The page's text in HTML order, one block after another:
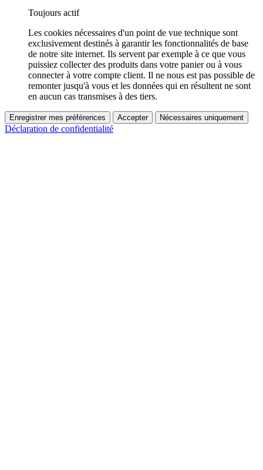
Toujours actif
Les cookies nécessaires d'un point de vue technique sont
exclusivement destinés à garantir les fonctionnalités de base
de notre site internet. Ils servent par exemple à ce que vous
puissiez collecter des produits dans votre panier ou à vous
connecter à votre compte client. Il ne nous est pas possible de
remonter jusqu'à vous et les données qui en résultent ne sont
en aucun cas transmises à des tiers.
Enregistrer mes préférences Accepter Nécessaires uniquement
Déclaration de confidentialité